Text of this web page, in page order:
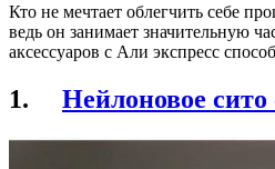
Кто не мечтает облегчить себе
ведь он занимает значительную
аксессуаров с Али экспресс
1. Нейлоновое сито